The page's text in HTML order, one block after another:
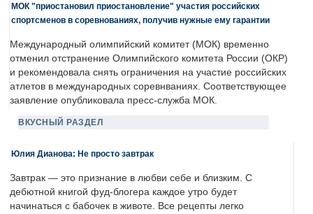
МОК "приостановил приостановление" участия российских
спортсменов в соревнованиях, получив нужные ему гарантии
Международный олимпийский комитет (МОК) временно
отменил отстранение Олимпийского комитета России (ОКР)
и рекомендовала снять ограничения на участие российских
атлетов в международных соревнваниях. Соответствующее
заявление опубликовала пресс-служба МОК.
ВКУСНЫЙ РАЗДЕЛ
Юлия Дианова: Не просто завтрак
Завтрак — это признание в любви себе и близким. С
дебютной книгой фуд-блогера каждое утро будет
начинаться с бабочек в животе. Все рецепты легко